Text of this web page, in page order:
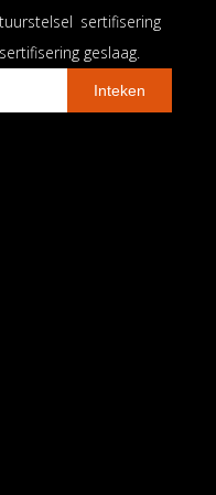
sertifisering
geslaag.
Inteken